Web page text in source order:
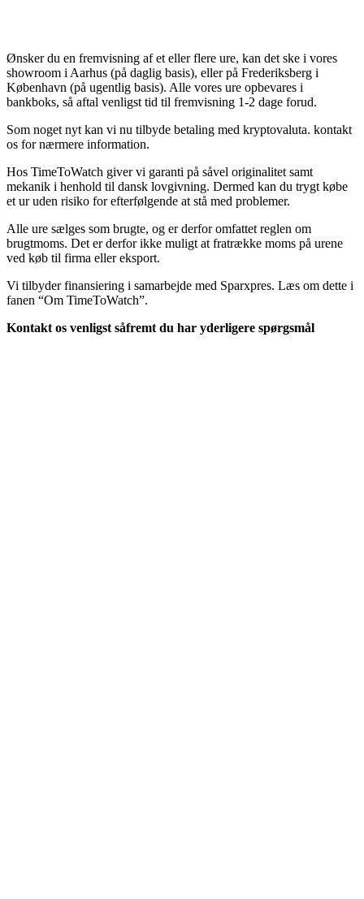
Ønsker du en fremvisning af et eller flere ure, kan det ske i vores
showroom i Aarhus (på daglig basis), eller på Frederiksberg i
København (på ugentlig basis). Alle vores ure opbevares i
bankboks, så aftal venligst tid til fremvisning 1-2 dage forud.
Som noget nyt kan vi nu tilbyde betaling med kryptovaluta. kontakt
os for nærmere information.
Hos TimeToWatch giver vi garanti på såvel originalitet samt
mekanik i henhold til dansk lovgivning. Dermed kan du trygt købe
et ur uden risiko for efterfølgende at stå med problemer.
Alle ure sælges som brugte, og er derfor omfattet reglen om
brugtmoms. Det er derfor ikke muligt at fratrække moms på urene
ved køb til firma eller eksport.
Vi tilbyder finansiering i samarbejde med Sparxpres. Læs om dette i
fanen “Om TimeToWatch”.
Kontakt os venligst såfremt du har yderligere spørgsmål